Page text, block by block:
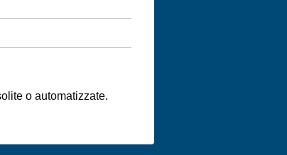
o automatizzate.